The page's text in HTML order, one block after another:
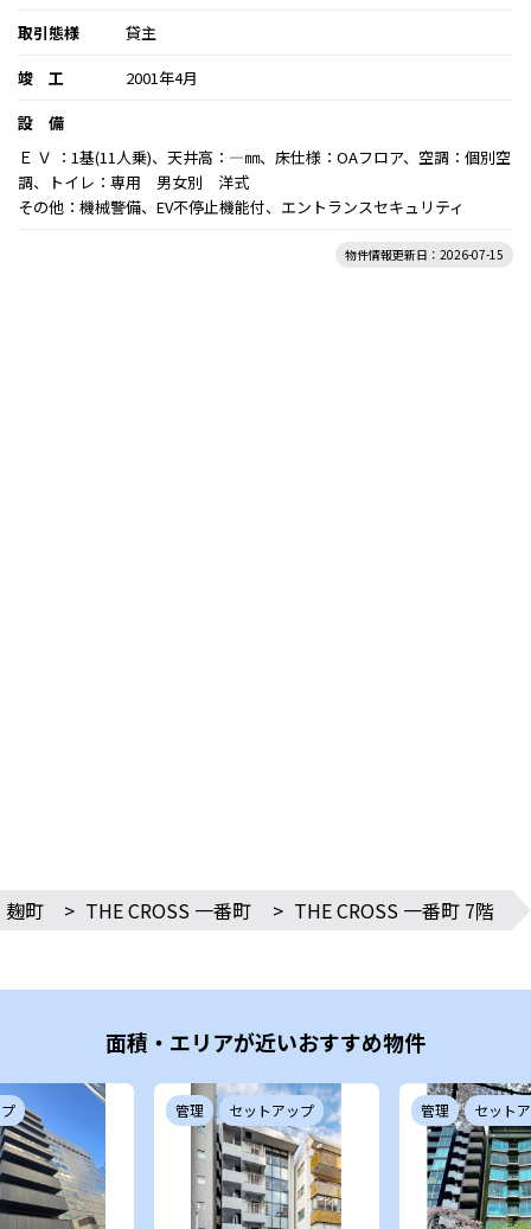
取引態様
貸主
竣 工
2001年4月
設 備
Ｅ Ｖ ：1基(11人乗)、天井高：―㎜、床仕様：OAフロア、空調：個別空
調、トイレ：専用 男女別 洋式
その他：機械警備、EV不停止機能付、エントランスセキュリティ
物件情報更新日：2026-07-15
麹町 > THE CROSS 一番町 > THE CROSS 一番町 7階
面積・エリアが近いおすすめ物件
管理 セットアップ 管理 セット